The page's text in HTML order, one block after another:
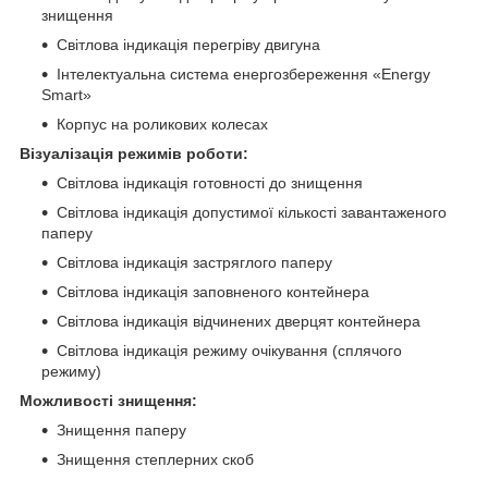
знищення
Світлова індикація перегріву двигуна
Інтелектуальна система енергозбереження «Energy
Smart»
Корпус на роликових колесах
Візуалізація режимів роботи:
Світлова індикація готовності до знищення
Світлова індикація допустимої кількості завантаженого
паперу
Світлова індикація застряглого паперу
Світлова індикація заповненого контейнера
Світлова індикація відчинених дверцят контейнера
Світлова індикація режиму очікування (сплячого
режиму)
Можливості знищення:
Знищення паперу
Знищення степлерних скоб